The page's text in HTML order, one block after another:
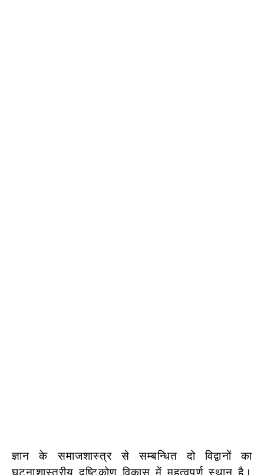
ज्ञान के समाजशास्त्र से सम्बन्धित दो विद्वानों का
घटनाशास्त्रीय दृष्टिकोण विकास में महत्वपूर्ण स्थान है।